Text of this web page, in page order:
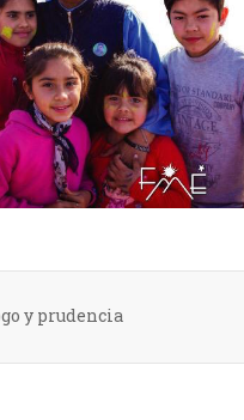
y prudencia